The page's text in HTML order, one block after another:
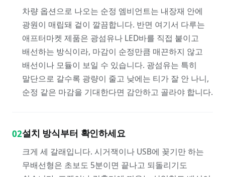
차량 옵션으로 나오는 순정 엠비언트는 내장재 안에
광원이 매립돼 겉이 깔끔합니다. 반면 여기서 다루는
애프터마켓 제품은 광섬유나 LED바를 직접 붙이고
배선하는 방식이라, 마감이 순정만큼 매끈하지 않고
배선이나 모듈이 보일 수 있습니다. 광섬유는 특히
말단으로 갈수록 광량이 줄고 낮에는 티가 잘 안 나니,
순정 같은 마감을 기대한다면 감안하고 골라야 합니다.
02설치 방식부터 확인하세요
크게 세 갈래입니다. 시거잭이나 USB에 꽂기만 하는
무배선형은 초보도 5분이면 끝나고 되돌리기도